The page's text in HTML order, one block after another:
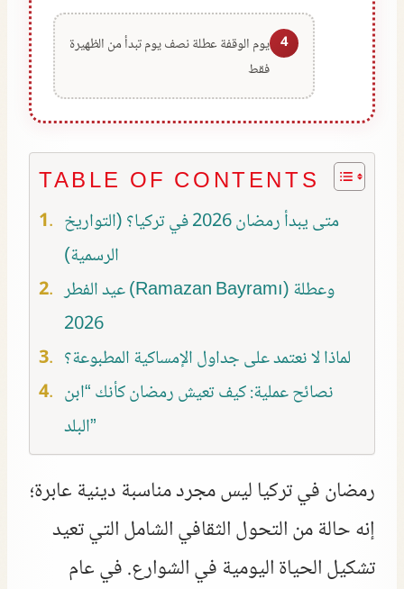
4 يوم الوقفة عطلة نصف يوم تبدأ من الظهيرة
فقط
TABLE OF CONTENTS
متى يبدأ رمضان 2026 في تركيا؟ (التواريخ
الرسمية)
عيد الفطر (Ramazan Bayramı) وعطلة
2026
لماذا لا نعتمد على جداول الإمساكية المطبوعة؟
نصائح عملية: كيف تعيش رمضان كأنك “ابن
البلد”
رمضان في تركيا ليس مجرد مناسبة دينية عابرة؛
إنه حالة من التحول الثقافي الشامل التي تعيد
تشكيل الحياة اليومية في الشوارع. في عام